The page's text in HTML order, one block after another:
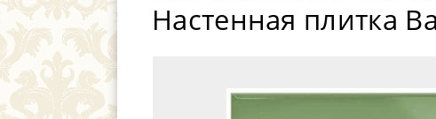
Настенная плитка